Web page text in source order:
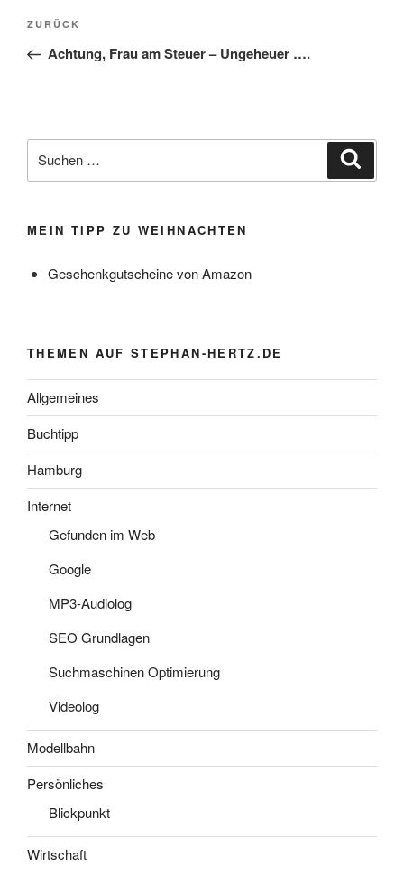
Beitragsnavigation
Vorheriger
Beitrag
ZURÜCK
Achtung, Frau am Steuer – Ungeheuer ….
nach:
MEIN TIPP ZU WEIHNACHTEN
Geschenkgutscheine von Amazon
THEMEN AUF STEPHAN-HERTZ.DE
Allgemeines
Buchtipp
Hamburg
Internet
Gefunden im Web
Google
MP3-Audiolog
SEO Grundlagen
Suchmaschinen Optimierung
Videolog
Modellbahn
Persönliches
Blickpunkt
Wirtschaft